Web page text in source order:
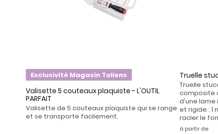
Exclusivité Magasin Tollens
Valisette 5 couteaux plaquiste - L'OUTIL
PARFAIT
Valisette de 5 couteaux plaquiste qui se range
et se transporte facilement.
Truelle
Truelle
composite
d'une lame
et rigide : 1
racler le
à partir de